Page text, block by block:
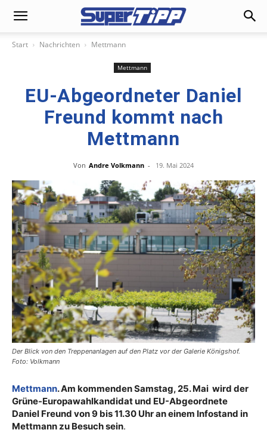
Start Nachrichten Mettmann
Mettmann
EU-Abgeordneter Daniel
Freund kommt nach
Mettmann
Von Andre Volkmann - 19. Mai 2024
Der Blick von den Treppenanlagen auf den Platz vor der Galerie Königshof.
Foto: Volkmann
Mettmann. Am kommenden Samstag, 25. Mai wird der
Grüne-Europawahlkandidat und EU-Abgeordnete
Daniel Freund von 9 bis 11.30 Uhr an einem Infostand in
Mettmann zu Besuch sein.